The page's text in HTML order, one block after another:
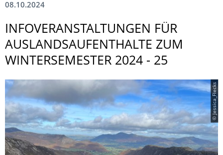
08.10.2024
INFOVERANSTAL­TUNGEN FÜR
AUSLANDSAUFENT­HALTE ZUM
WINTERSEMESTER 2024 - 25
© Jessica_Flecks